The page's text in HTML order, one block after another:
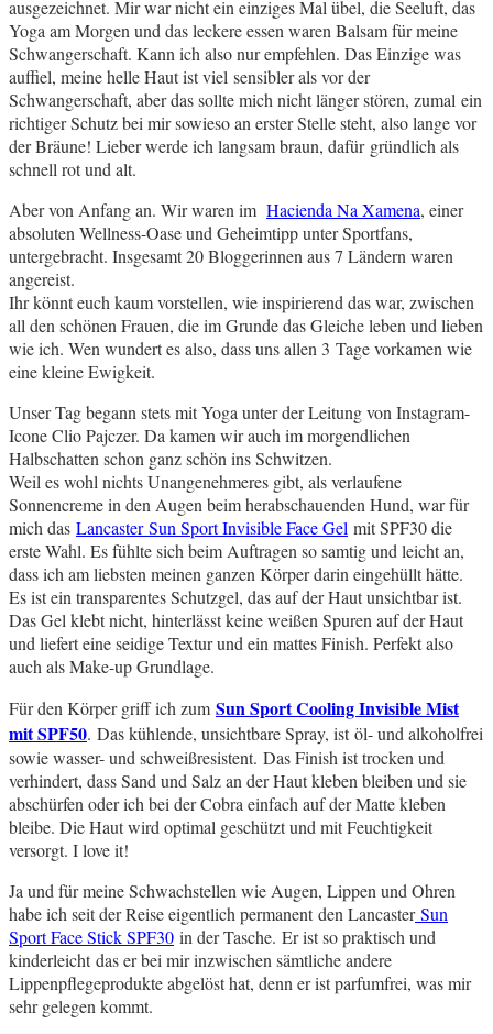
ausgezeichnet. Mir war nicht ein einziges Mal übel, die Seeluft, das
Yoga am Morgen und das leckere essen waren Balsam für meine
Schwangerschaft. Kann ich also nur empfehlen. Das Einzige was
auffiel, meine helle Haut ist viel sensibler als vor der
Schwangerschaft, aber das sollte mich nicht länger stören, zumal ein
richtiger Schutz bei mir sowieso an erster Stelle steht, also lange vor
der Bräune! Lieber werde ich langsam braun, dafür gründlich als
schnell rot und alt.
Aber von Anfang an. Wir waren im Hacienda Na Xamena, einer
absoluten Wellness-Oase und Geheimtipp unter Sportfans,
untergebracht. Insgesamt 20 Bloggerinnen aus 7 Ländern waren
angereist.
Ihr könnt euch kaum vorstellen, wie inspirierend das war, zwischen
all den schönen Frauen, die im Grunde das Gleiche leben und lieben
wie ich. Wen wundert es also, dass uns allen 3 Tage vorkamen wie
eine kleine Ewigkeit.
Unser Tag begann stets mit Yoga unter der Leitung von Instagram-
Icone Clio Pajczer. Da kamen wir auch im morgendlichen
Halbschatten schon ganz schön ins Schwitzen.
Weil es wohl nichts Unangenehmeres gibt, als verlaufene
Sonnencreme in den Augen beim herabschauenden Hund, war für
mich das Lancaster Sun Sport Invisible Face Gel mit SPF30 die
erste Wahl. Es fühlte sich beim Auftragen so samtig und leicht an,
dass ich am liebsten meinen ganzen Körper darin eingehüllt hätte.
Es ist ein transparentes Schutzgel, das auf der Haut unsichtbar ist.
Das Gel klebt nicht, hinterlässt keine weißen Spuren auf der Haut
und liefert eine seidige Textur und ein mattes Finish. Perfekt also
auch als Make-up Grundlage.
Für den Körper griff ich zum Sun Sport Cooling Invisible Mist
mit SPF50. Das kühlende, unsichtbare Spray, ist öl- und alkoholfrei
sowie wasser- und schweißresistent. Das Finish ist trocken und
verhindert, dass Sand und Salz an der Haut kleben bleiben und sie
abschürfen oder ich bei der Cobra einfach auf der Matte kleben
bleibe. Die Haut wird optimal geschützt und mit Feuchtigkeit
versorgt. I love it!
Ja und für meine Schwachstellen wie Augen, Lippen und Ohren
habe ich seit der Reise eigentlich permanent den LancasterSun
Sport Face Stick SPF30 in der Tasche. Er ist so praktisch und
kinderleicht das er bei mir inzwischen sämtliche andere
Lippenpflegeprodukte abgelöst hat, denn er ist parfumfrei, was mir
sehr gelegen kommt.